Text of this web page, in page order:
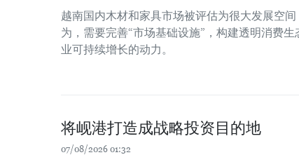
越南国内木材和家具市场被评估为很大发展空
为，需要完善“市场基础设施”，构建透明消费
业可持续增长的动力。
将岘港打造成战略投资目的地
07/08/2026 01:32